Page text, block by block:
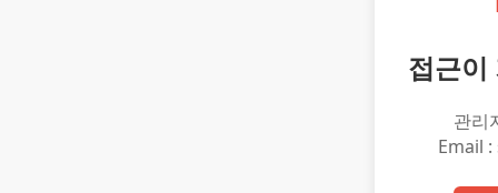
접근이
관리
Email